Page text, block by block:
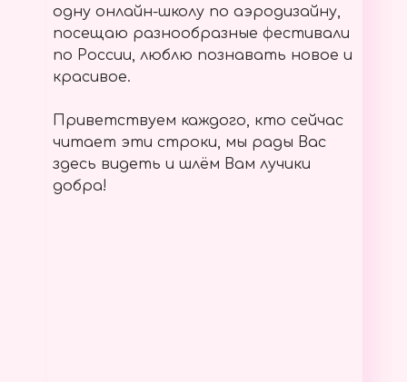
одну онлайн-школу по аэродизайну,
посещаю разнообразные фестивали
по России, люблю познавать новое и
красивое.
Приветствуем каждого, кто сейчас
читает эти строки, мы рады Вас
здесь видеть и шлём Вам лучики
добра!